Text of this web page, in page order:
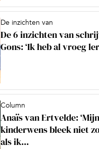
De inzichten van
De 6 inzichten van
Gons: ‘Ik heb al vroeg
Column
Anaïs van Ertvelde: ‘Mijn
kinderwens bleek niet
als ik...